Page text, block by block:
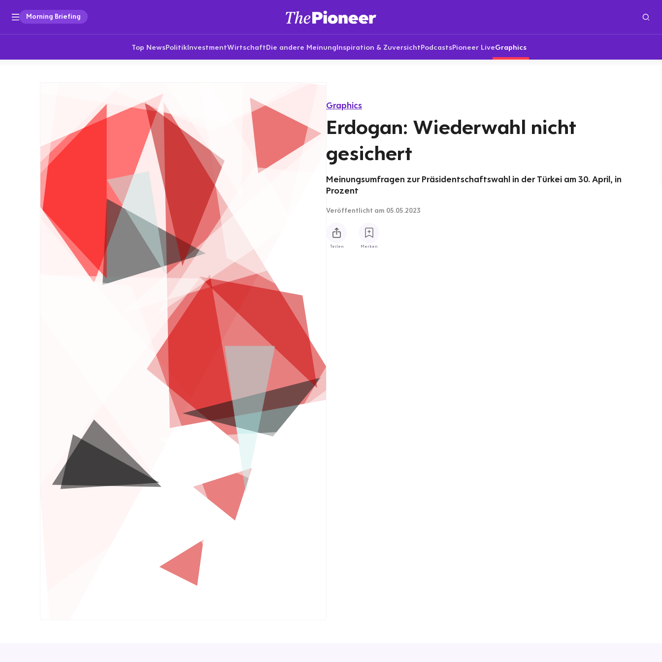
Morning Briefing
Top NewsPolitikInvestmentWirtschaftDie andere MeinungInspiration & ZuversichtPodcastsPioneer LiveGraphics
Graphics
Erdogan: Wiederwahl nicht
gesichert
Meinungsumfragen zur Präsidentschaftswahl in der Türkei am 30. April, in
Prozent
Veröffentlicht am 05.05.2023
Teilen Merken